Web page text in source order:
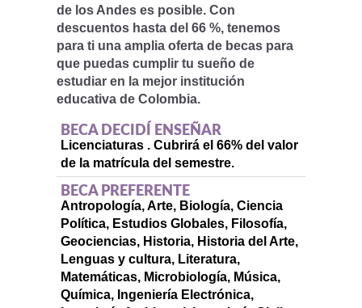
de los Andes es posible. Con
descuentos hasta del 66 %, tenemos
para ti una amplia oferta de becas para
que puedas cumplir tu sueño de
estudiar en la mejor institución
educativa de Colombia.
BECA DECIDÍ ENSEÑAR
Licenciaturas . Cubrirá el 66% del valor
de la matrícula del semestre.
BECA PREFERENTE
Antropología, Arte, Biología, Ciencia
Política, Estudios Globales, Filosofía,
Geociencias, Historia, Historia del Arte,
Lenguas y cultura, Literatura,
Matemáticas, Microbiología, Música,
Química, Ingeniería Electrónica,